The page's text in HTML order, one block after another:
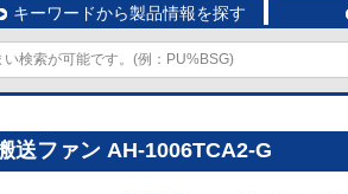
キーワードから製品情報を探す
送ファン AH-1006TCA2-G